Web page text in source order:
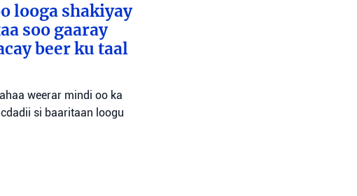
looga shakiyay
soo gaaray
beer ku taal
weerar mindi oo ka
si baaritaan loogu